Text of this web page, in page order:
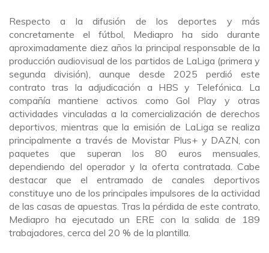
Respecto a la difusión de los deportes y más
concretamente el fútbol, Mediapro ha sido durante
aproximadamente diez años la principal responsable de la
producción audiovisual de los partidos de LaLiga (primera y
segunda división), aunque desde 2025 perdió este
contrato tras la adjudicación a HBS y Telefónica. La
compañía mantiene activos como Gol Play y otras
actividades vinculadas a la comercialización de derechos
deportivos, mientras que la emisión de LaLiga se realiza
principalmente a través de Movistar Plus+ y DAZN, con
paquetes que superan los 80 euros mensuales,
dependiendo del operador y la oferta contratada. Cabe
destacar que el entramado de canales deportivos
constituye uno de los principales impulsores de la actividad
de las casas de apuestas. Tras la pérdida de este contrato,
Mediapro ha ejecutado un ERE con la salida de 189
trabajadores, cerca del 20 % de la plantilla.